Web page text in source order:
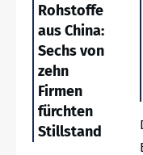
Rohstoffe
aus China:
Sechs von
zehn
Firmen
fürchten
Stillstand